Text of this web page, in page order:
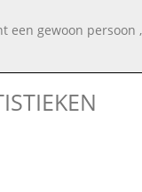
een gewoon persoon